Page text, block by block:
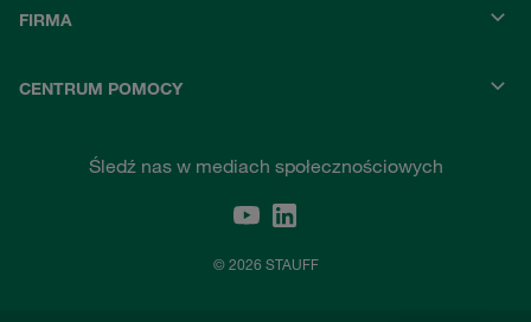
FIRMA
CENTRUM POMOCY
Śledź nas w mediach społecznościowych
© 2026 STAUFF